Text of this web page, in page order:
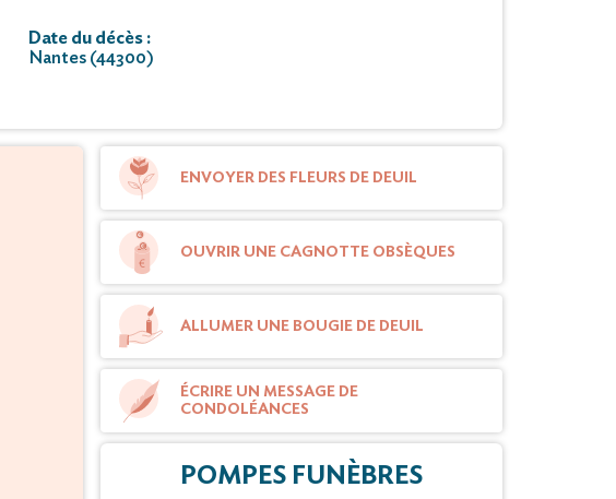
Date du décès :
Nantes (44300)
ENVOYER DES FLEURS DE DEUIL
OUVRIR UNE CAGNOTTE OBSÈQUES
ALLUMER UNE BOUGIE DE DEUIL
ÉCRIRE UN MESSAGE DE
CONDOLÉANCES
POMPES FUNÈBRES